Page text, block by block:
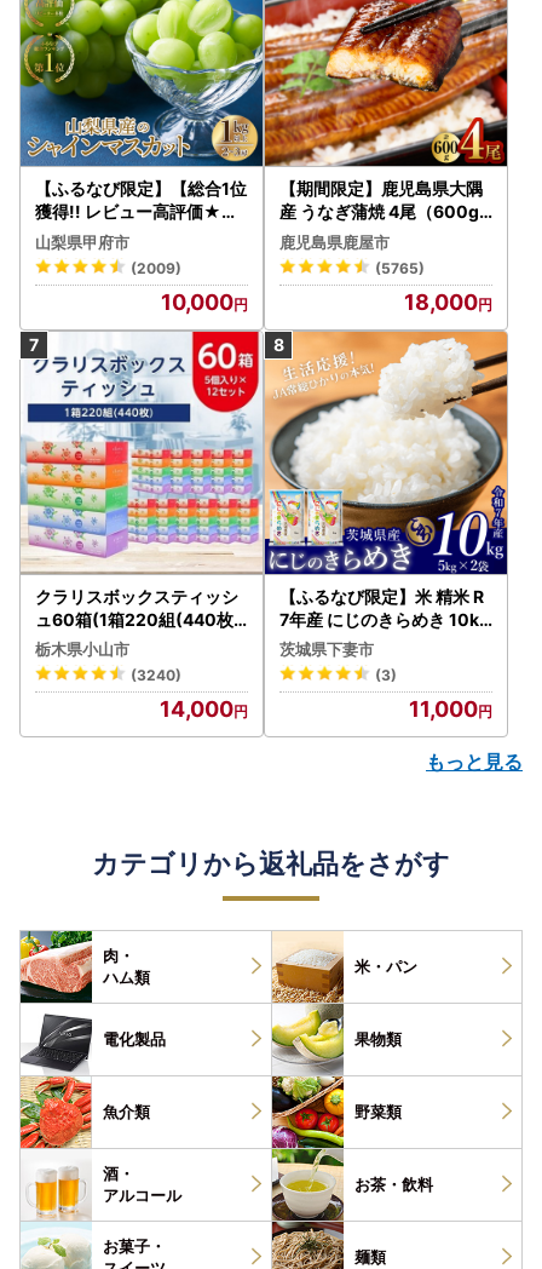
【ふるなび限定】【総合1位
獲得!! レビュー高評価★】
〈2026年度配送分〉山梨
県産 シャインマスカット 2
～3房（1.0kg以上）シャイ
ン フルーツ FN-Limited-S
P
山梨県甲府市
(2009)
10,000
【期間限定】鹿児島県大隅
産 うなぎ蒲焼 4尾（600g
） KN007-004-04-cp18
うなぎ 鰻 魚 惣菜 総菜
鹿児島県鹿屋市
(5765)
18,000
クラリスボックスティッシ
ュ60箱(1箱220組(440枚))
(5個入り×12セット)【配送
不可地域：離島・沖縄県】
【1256759】
栃木県小山市
(3240)
14,000
【ふるなび限定】米 精米 R
7年産 にじのきらめき 10kg
10月 FN-Limited-PR
茨城県下妻市
(3)
11,000
もっと見る
カテゴリから返礼品をさがす
肉・
ハム類
米・パン
電化製品 果物類
魚介類 野菜類
酒・
アルコール
お茶・ 飲料
お菓子・
麺類